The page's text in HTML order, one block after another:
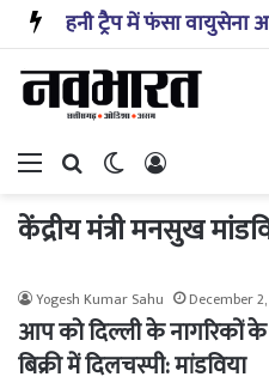
Menu Search forSwitch skin
केंद्रीय मंत्री मनसुख
Yogesh Kumar Sahu December
आप को दिल्ली के नागरिकों के
बिक्री में दिलचस्पी: मांडविया